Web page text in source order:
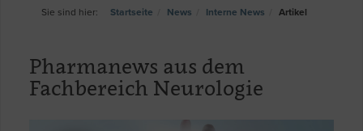
Startseite News Interne News Artikel
Pharmanews aus dem
Fachbereich Neurologie